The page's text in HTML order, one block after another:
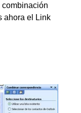
combinación
ahora el Link